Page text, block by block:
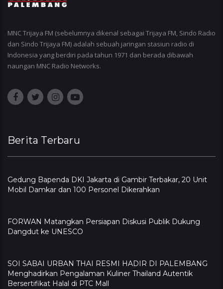
MNC Trijaya FM (sebelumnya dikenal sebagai Trijaya FM, Sindo Radio
dan Sindo Trijaya FM) adalah sebuah jaringan stasiun radio di
Indonesia yang berdiri pada tahun 1971 dan berada dibawah
naungan MNC Radio Networks.
Berita Terbaru
Gedung Bapenda DKI Jakarta di Gambir Terbakar, 20 Unit
Mobil Damkar dan 100 Personel Dikerahkan
FORWAN Matangkan Persiapan Diskusi Publik Dukung
Dangdut ke UNESCO
SOI SABAI URBAN THAI RESMI HADIR DI PALEMBANG
Menghadirkan Pengalaman Kuliner Thailand Autentik
Bersertifikat Halal di PTC Mall